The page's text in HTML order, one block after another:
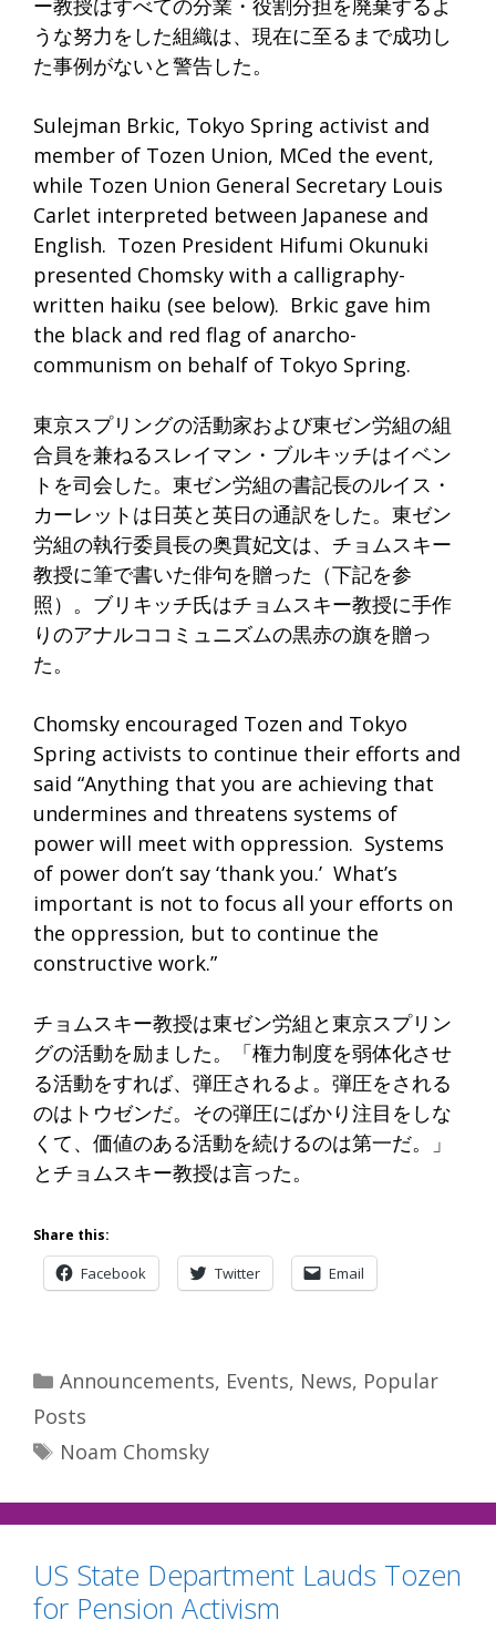
ー教授はすべての分業・ 役割分担を廃棄するよ
うな努力をした組織は、 現在に至るまで成功し
た事例がないと警告した。
Sulejman Brkic, Tokyo Spring activist and
member of Tozen Union, MCed the event,
while Tozen Union General Secretary Louis
Carlet interpreted between Japanese and
English. Tozen President Hifumi Okunuki
presented Chomsky with a calligraphy-
written haiku (see below). Brkic gave him
the black and red flag of anarcho-
communism on behalf of Tokyo Spring.
東京スプリングの活動家および東ゼン労組の組
合員を兼ねるスレイマン・ブルキッチはイベン
トを司会した。 東ゼン労組の書記長のルイス・
カーレットは日英と英日の通訳をした。 東ゼン
労組の執行委員長の奥貫妃文は、 チョムスキー
教授に筆で書いた俳句を贈った（下記を参
照）。 ブリキッチ氏はチョムスキー教授に手作
りのアナルココミュニズムの黒赤の旗を贈っ
た。
Chomsky encouraged Tozen and Tokyo
Spring activists to continue their efforts and
said “Anything that you are achieving that
undermines and threatens systems of
power will meet with oppression. Systems
of power don’t say ‘thank you.’ What’s
important is not to focus all your efforts on
the oppression, but to continue the
constructive work.”
チョムスキー教授は東ゼン労組と東京スプリン
グの活動を励ました。「権力制度を弱体化させ
る活動をすれば、弾圧されるよ。 弾圧をされる
のはトウゼンだ。その弾圧にばかり注目をしな
くて、 価値のある活動を続けるのは第一だ。」
とチョムスキー教授は言った。
Share this:
Facebook Twitter Email
Categories
Announcements, Events, News, Popular
Posts
Tags
Noam Chomsky
US State Department Lauds Tozen
for Pension Activism